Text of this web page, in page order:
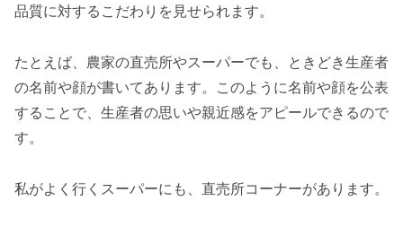
品質に対するこだわりを見せられます。
たとえば、農家の直売所やスーパーでも、ときどき生産者
の名前や顔が書いてあります。このように名前や顔を公表
することで、生産者の思いや親近感をアピールできるので
す。
私がよく行くスーパーにも、直売所コーナーがあります。